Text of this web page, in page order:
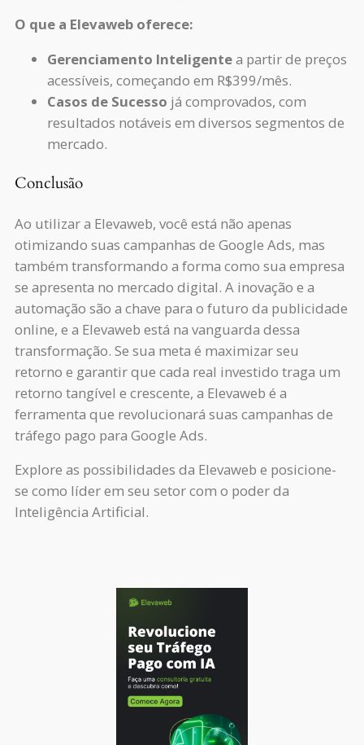
O que a Elevaweb oferece:
Gerenciamento Inteligentea partir de preços
acessíveis, começando em R$399/mês.
Casos de Sucesso já comprovados, com
resultados notáveis em diversos segmentos de
mercado.
Conclusão
Ao utilizar a Elevaweb, você está não apenas
otimizando suas campanhas de Google Ads, mas
também transformando a forma como sua empresa
se apresenta no mercado digital. A inovação e a
automação são a chave para o futuro da publicidade
online, e a Elevaweb está na vanguarda dessa
transformação. Se sua meta é maximizar seu
retorno e garantir que cada real investido traga um
retorno tangível e crescente, a Elevaweb é a
ferramenta que revolucionará suas campanhas de
tráfego pago para Google Ads.
Explore as possibilidades da Elevaweb e posicione-
se como líder em seu setor com o poder da
Inteligência Artificial.